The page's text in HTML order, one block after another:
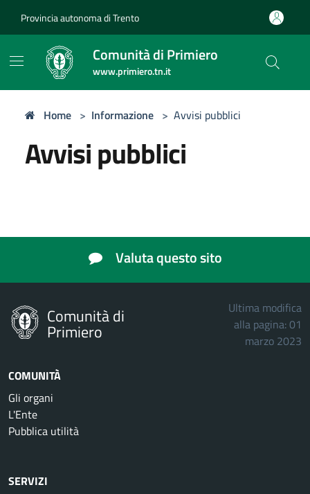
Provincia autonoma di Trento
Comunità di Primiero
www.primiero.tn.it
Home > Informazione > Avvisi pubblici
Avvisi pubblici
Valuta questo sito
Comunità di
Primiero
Ultima modifica
alla pagina: 01
marzo 2023
COMUNITÀ
Gli organi
L'Ente
Pubblica utilità
SERVIZI